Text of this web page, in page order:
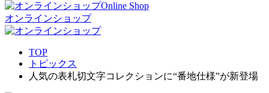
Online Shop
オンラインショップ
TOP
トピックス
人気の表札切文字コレクションに“番地仕様”が新登場